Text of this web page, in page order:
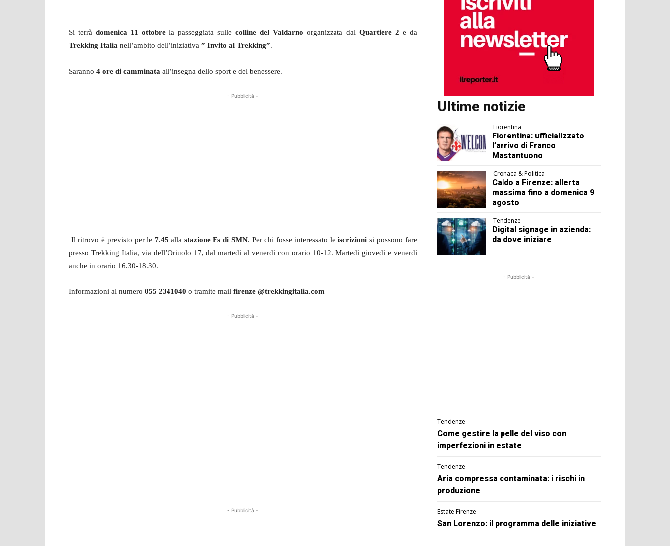
Si terràdomenica 11 ottobre la passeggiata sullecolline del Valdarno organizzata dal Quartiere 2 e da
Trekking Italia nell’ambito dell’iniziativa ” Invito al Trekking”.
Saranno 4 ore di camminata all’insegna dello sport e del benessere.
- Pubblicità -
Il ritrovo è previsto per le 7.45 alla stazione Fs di SMN. Per chi fosse interessato leiscrizionisi possono fare
presso Trekking Italia, via dell’Oriuolo 17, dal martedì al venerdì con orario 10-12. Martedì giovedì e venerdì
anche in orario 16.30-18.30.
Informazioni al numero 055 2341040 o tramite mail firenze @trekkingitalia.com
- Pubblicità -
- Pubblicità -
Ultime notizie
Fiorentina
Fiorentina: ufficializzato
l’arrivo di Franco
Mastantuono
Cronaca & Politica
Caldo a Firenze: allerta
massima fino a domenica 9
agosto
Tendenze
Digital signage in azienda:
da dove iniziare
- Pubblicità -
Tendenze
Come gestire la pelle del viso con
imperfezioni in estate
Tendenze
Aria compressa contaminata: i rischi in
produzione
Estate Firenze
San Lorenzo: il programma delle iniziative